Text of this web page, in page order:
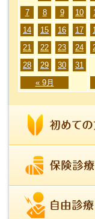
« 9月
7
8 9 10
14
15 16 17
21
22 23 24
28
29 30 31